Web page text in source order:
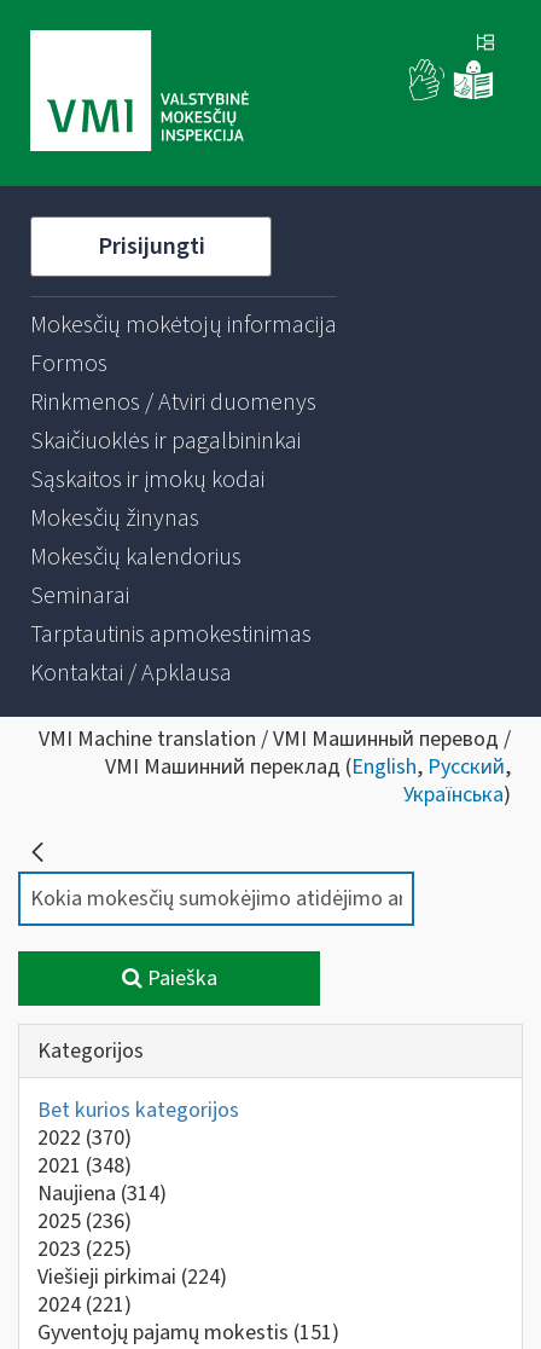
Prisijungti
Mokesčių mokėtojų informacija
Formos
Rinkmenos / Atviri duomenys
Skaičiuoklės ir pagalbininkai
Sąskaitos ir įmokų kodai
Mokesčių žinynas
Mokesčių kalendorius
Seminarai
Tarptautinis apmokestinimas
Kontaktai / Apklausa
VMI Machine translation / VMI Машинный перевод /
VMI Машинний переклад (English, Русский,
Українська)
Paieška
Kategorijos
Bet kurios kategorijos
2022 (370)
2021 (348)
Naujiena (314)
2025 (236)
2023 (225)
Viešieji pirkimai (224)
2024 (221)
Gyventojų pajamų mokestis (151)